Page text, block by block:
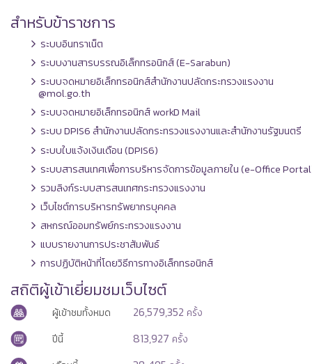
สำหรับข้าราชการ
ระบบอินทราเน็ต
ระบบงานสารบรรณอิเล็กทรอนิกส์ (E-Sarabun)
ระบบจดหมายอิเล็กทรอนิกส์สำนักงานปลัดกระทรวงแรงงาน
@mol.go.th
ระบบจดหมายอิเล็กทรอนิกส์ workD Mail
ระบบ DPIS6 สำนักงานปลัดกระทรวงแรงงานและสำนักงานรัฐมนตรี
ระบบใบแจ้งเงินเดือน (DPIS6)
ระบบสารสนเทศเพื่อการบริหารจัดการข้อมูลภายใน (e-Office
รวมลิงก์ระบบสารสนเทศกระทรวงแรงงาน
เว็บไซต์การบริหารทรัพยากรบุคคล
สหกรณ์ออมทรัพย์กระทรวงแรงงาน
แบบรายงานการประชาสัมพันธ์
การปฏิบัติหน้าที่โดยวิธีการทางอิเล็กทรอนิกส์
สถิติผู้เข้าเยี่ยมชมเว็บไซต์
ผู้เข้าชมทั้งหมด 26,579,352 ครั้ง
ปีนี้
813,927 ครั้ง